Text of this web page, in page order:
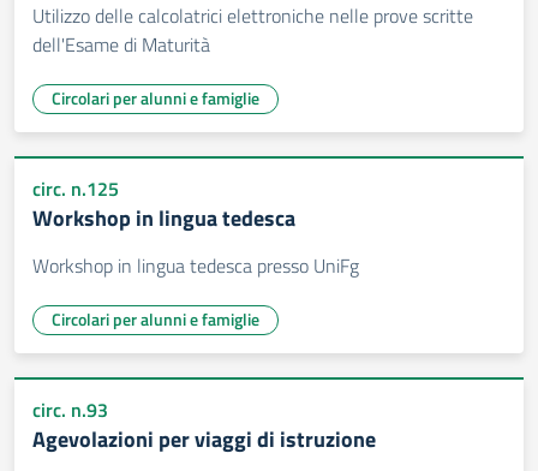
Utilizzo delle calcolatrici elettroniche nelle prove scritte
dell'Esame di Maturità
Circolari per alunni e famiglie
circ. n.125
Workshop in lingua tedesca
Workshop in lingua tedesca presso UniFg
Circolari per alunni e famiglie
circ. n.93
Agevolazioni per viaggi di istruzione